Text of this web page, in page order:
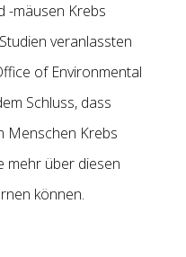
-mäusen Krebs
veranlassten
of Environmental
Schluss, dass
Menschen Krebs
mehr über diesen
können.